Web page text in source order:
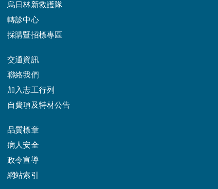
烏日林新救護隊
轉診中心
採購暨招標專區
交通資訊
聯絡我們
加入志工行列
自費項及特材公告
品質標章
病人安全
政令宣導
網站索引